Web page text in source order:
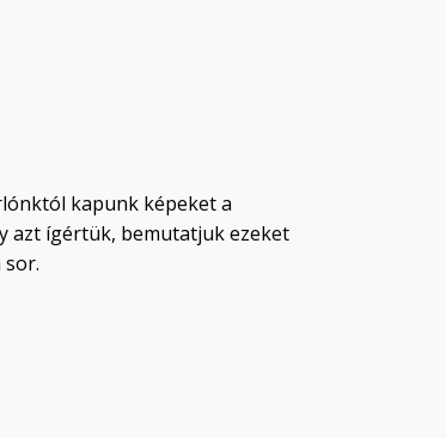
kapunk képeket a
azt ígértük, bemutatjuk ezeket